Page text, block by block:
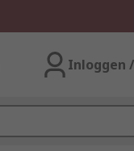
Inloggen